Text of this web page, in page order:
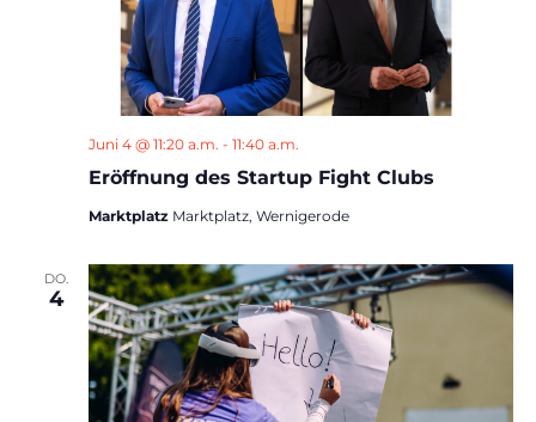
Eröffnung des Startup Fight Clubs
Juni 4 @ 11:20 a.m. - 11:40 a.m.
Marktplatz Marktplatz, Wernigerode
DO.
4